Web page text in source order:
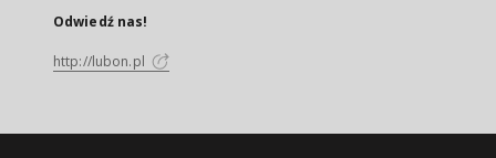
Odwiedź nas!
http://lubon.pl